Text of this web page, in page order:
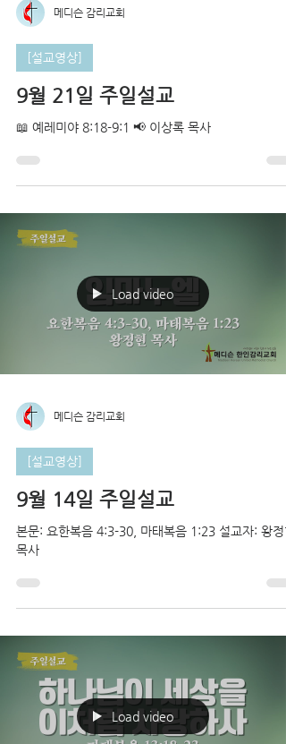
메디슨 감리교회
[설교영상]
9월 21일 주일설교
📖 예레미야 8:18-9:1 📢 이상록 목사
Load video
메디슨 감리교회
[설교영상]
9월 14일 주일설교
본문: 요한복음 4:3-30, 마태복음 1:23 설교자: 왕정
목사
Load video